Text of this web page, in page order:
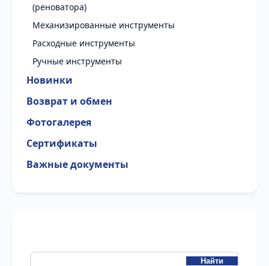
(реноватора)
Механизированные инструменты
Расходные инструменты
Ручные инструменты
Новинки
Возврат и обмен
Фотогалерея
Сертификаты
Важные документы
Найти